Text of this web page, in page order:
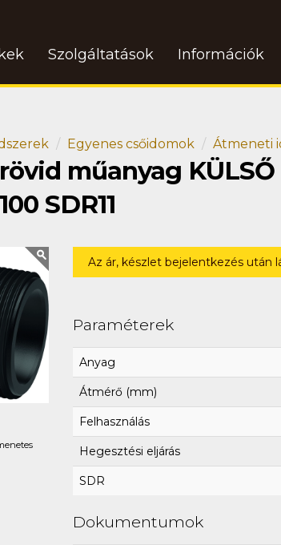
Szolgáltatások Információk
Egyenes csőidomok Átmeneti
műanyag
SDR11
Az ár, készlet bejelentkezés után
Paraméterek
Anyag
Átmérő (mm)
Felhasználás
Hegesztési eljárás
SDR
Dokumentumok